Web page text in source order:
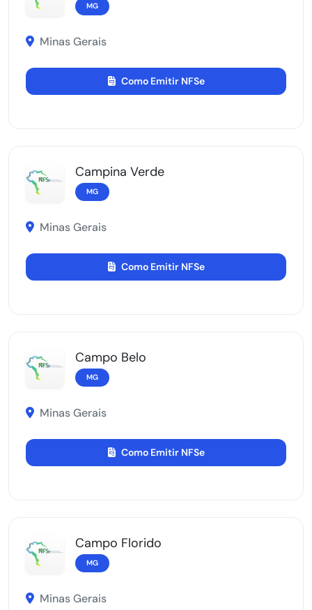
MG
Minas Gerais
Como Emitir NFSe
Campina Verde
MG
Minas Gerais
Como Emitir NFSe
Campo Belo
MG
Minas Gerais
Como Emitir NFSe
Campo Florido
MG
Minas Gerais